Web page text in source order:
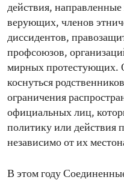
действия,
верующих, членов
диссидентов,
профсоюзов,
мирных протестующих.
коснуться
ограничения
официальных лиц,
политику или действия
независимо от их
В этом году